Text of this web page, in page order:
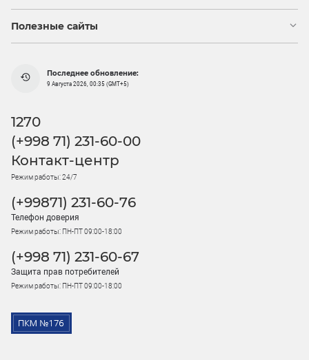
Полезные сайты
Последнее обновление:
9 Августа 2026, 00:35 (GMT+5)
1270
(+998 71) 231-60-00
Контакт-центр
Режим работы: 24/7
(+99871) 231-60-76
Телефон доверия
Режим работы: ПН-ПТ 09:00-18:00
(+998 71) 231-60-67
Защита прав потребителей
Режим работы: ПН-ПТ 09:00-18:00